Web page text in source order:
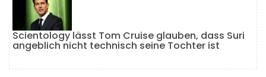
Scientology lässt Tom Cruise glauben, dass Suri
angeblich nicht technisch seine Tochter ist